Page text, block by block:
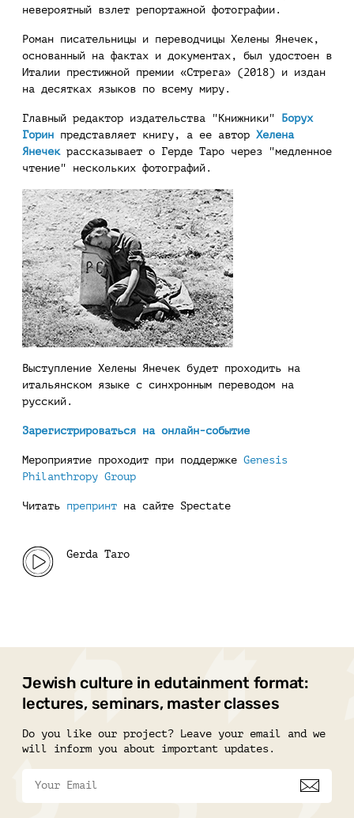
невероятный взлет репортажной фотографии.
Роман писательницы и переводчицы Хелены Янечек,
основанный на фактах и документах, был удостоен в
Италии престижной премии «Стрега» (2018) и издан
на десятках языков по всему миру.
Главный редактор издательства "Книжники" Борух
Горин представляет книгу, а ее автор Хелена
Янечекрассказывает о Герде Таро через "медленное
чтение" нескольких фотографий.
Выступление Хелены Янечек будет проходить на
итальянском языке с синхронным переводом на
русский.
Зарегистрироваться на онлайн-событие
Мероприятие проходит при поддержке Genesis
Philanthropy Group
Читать препринт на сайте Spectate
Gerda Taro
Jewish culture in edutainment format:
lectures, seminars, master classes
Do you like our project? Leave your email and we
will inform you about important updates.